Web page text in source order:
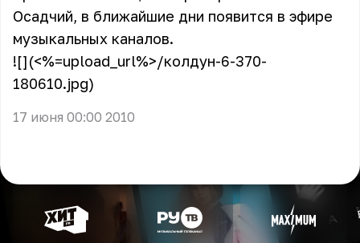
Осадчий, в ближайшие дни появится в эфире
музыкальных каналов.
![](<%=upload_url%>/колдун-6-370-
180610.jpg)
17 июня 00:00 2010